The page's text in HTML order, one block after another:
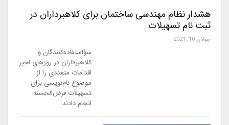
هشدار نظام مهندسی ساختمان برای کلاهبرداران در
ثبت نام تسهیلات
جولای 10, 2021
سؤاستفاده‌کنندگان و
کلاهبرداران در روزهای اخیر
اقدامات متعددی را از
موضوع نام‌نویسی برای
تسهیلات قرض‌الحسنه
انجام دادند.